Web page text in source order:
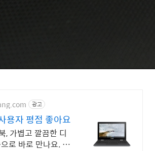
광고
용자 평점 좋아요
, 가볍고 깔끔한 디
로 바로 만나요. 용